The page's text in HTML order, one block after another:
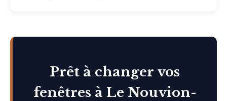
Prêt à changer vos
fenêtres à Le Nouvion-